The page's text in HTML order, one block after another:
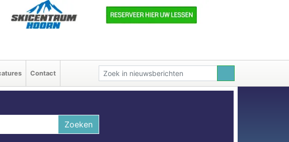
Contact
Zoeken